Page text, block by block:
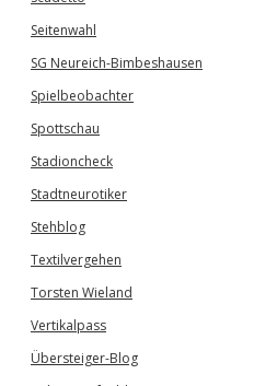
Seitenwahl
SG Neureich-Bimbeshausen
Spielbeobachter
Spottschau
Stadioncheck
Stadtneurotiker
Stehblog
Textilvergehen
Torsten Wieland
Vertikalpass
Übersteiger-Blog